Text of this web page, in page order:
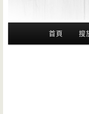
Main Menu
首頁 搜